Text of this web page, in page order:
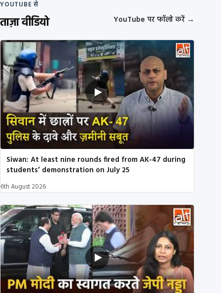
YOUTUBE से
ताज़ा वीडियो YouTube पर फॉलो करें →
Siwan: At least nine rounds fired from AK-47 during
students’ demonstration on July 25
6th August 2026